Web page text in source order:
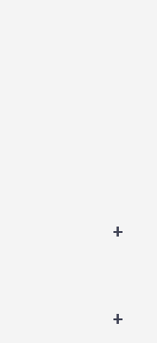
+
+